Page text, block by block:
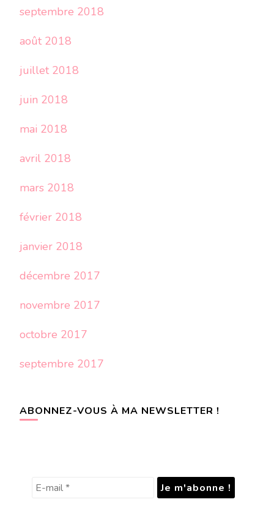
septembre 2018
août 2018
juillet 2018
juin 2018
mai 2018
avril 2018
mars 2018
février 2018
janvier 2018
décembre 2017
novembre 2017
octobre 2017
septembre 2017
ABONNEZ-VOUS À MA NEWSLETTER !